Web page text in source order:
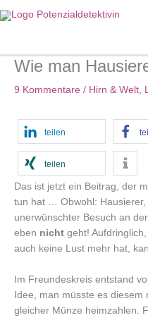
Inhalt
Wie man
9 Kommentare / Hirn & Welt,
teilen
teilen
Das ist jetzt ein Beitrag, der
tun hat … Obwohl:
unerwünschter Besuch an
eben nicht geht!
auch keine Lust mehr hat,
Im Freundeskreis entstand
Idee, man müsste es
gleicher Münze heimzahlen.